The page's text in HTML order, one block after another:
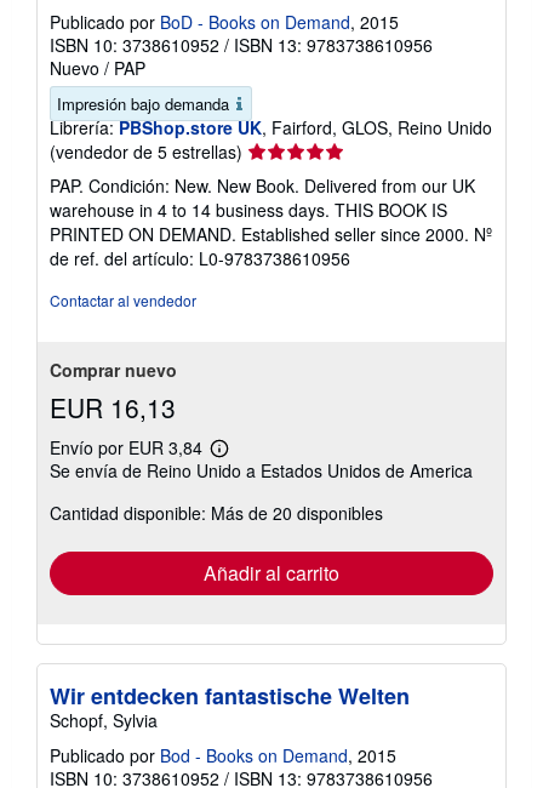
Publicado por BoD - Books on Demand, 2015
ISBN 10: 3738610952 / ISBN 13: 9783738610956
Nuevo / PAP
Impresión bajo demanda
Librería: PBShop.store UK, Fairford, GLOS, Reino Unido
(vendedor de 5 estrellas) Calificación
del
vendedor:
5
de
5
PAP. Condición: New. New Book. Delivered from our UK
warehouse in 4 to 14 business days. THIS BOOK IS
PRINTED ON DEMAND. Established seller since 2000. Nº
de ref. del artículo: L0-9783738610956
Contactar al vendedor
Comprar nuevo
EUR 16,13
Envío por EUR 3,84
Más
información
las
envío
Se envía de Reino Unido a Estados Unidos de America
Cantidad disponible: Más de 20 disponibles
Añadir al carrito
Wir entdecken fantastische Welten
Schopf, Sylvia
Publicado por Bod - Books on Demand, 2015
ISBN 10: 3738610952 / ISBN 13: 9783738610956